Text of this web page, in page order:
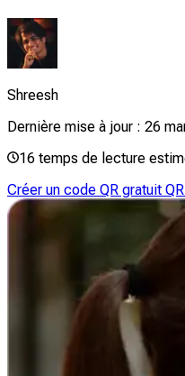
Shreesh
Dernière mise à jour : 26
16 temps de lecture
Créer un code QR gratuit